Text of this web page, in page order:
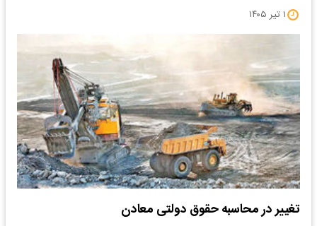
۱ تیر ۱۴۰۵
تغییر در محاسبه حقوق دولتی معادن